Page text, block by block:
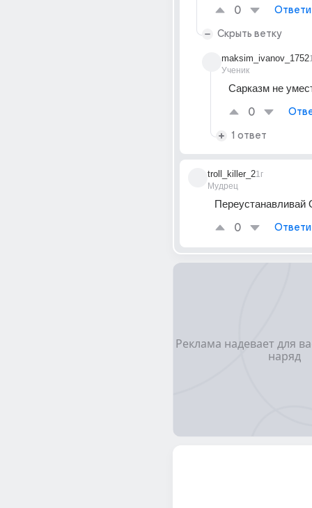
0
Скрыть ветку
maksim_ivanov_1752
Ученик
Сарказм не
0
1 ответ
troll_killer_2
Мудрец
1г
Переустанавливай
0